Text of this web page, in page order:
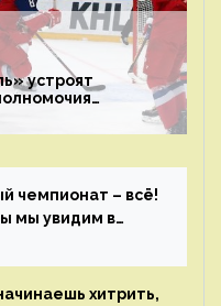
устроят
раунда плей-офф
чемпионат – всё!
мы увидим в
хитрить,